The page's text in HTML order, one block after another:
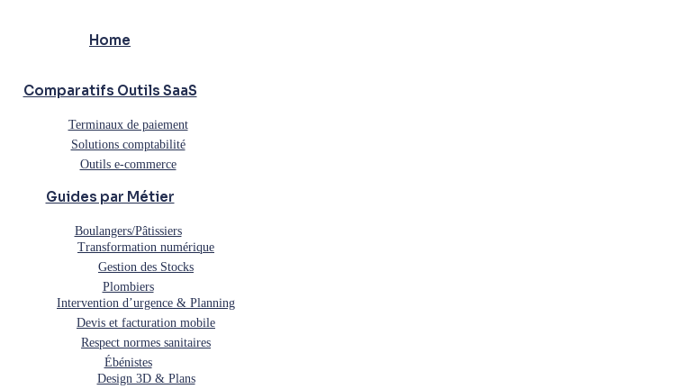
Home
Comparatifs Outils SaaS
Terminaux de paiement
Solutions comptabilité
Outils e-commerce
Guides par Métier
Boulangers/Pâtissiers
Transformation numérique
Gestion des Stocks
Plombiers
Intervention d’urgence & Planning
Devis et facturation mobile
Respect normes sanitaires
Ébénistes
Design 3D & Plans